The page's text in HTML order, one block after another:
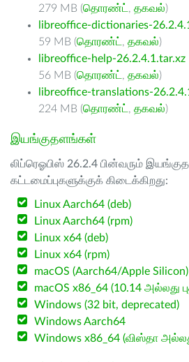
279 MB (தொரண்ட் , தகவல்)
libreoffice-dictionaries-
59 MB (தொரண்ட் , தகவல்)
libreoffice-help-26.2.4.1.tar.xz
56 MB (தொரண்ட் , தகவல்)
libreoffice-translations-
224 MB (தொரண்ட் , தகவல்)
இயங்குதளங்கள்
லிப்ரெஓபிஸ் 26.2.4 பின்வரும்
கட்டமைப்புகளுக்குக் கிடைக்கிறது:
Linux Aarch64 (deb)
Linux Aarch64 (rpm)
Linux x64 (deb)
Linux x64 (rpm)
macOS (Aarch64/Apple Silicon)
macOS x86_64 (10.14 அல்லது
Windows (32 bit, deprecated)
Windows Aarch64
Windows x86_64 (விஸ்தா